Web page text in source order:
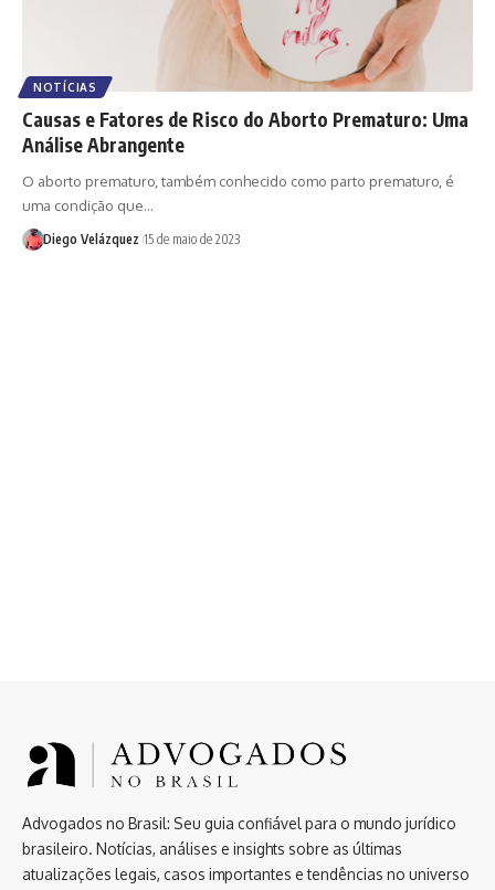
NOTÍCIAS
Causas e Fatores de Risco do Aborto Prematuro: Uma
Análise Abrangente
O aborto prematuro, também conhecido como parto prematuro, é
uma condição que…
Diego Velázquez 15 de maio de 2023
Advogados no Brasil: Seu guia confiável para o mundo jurídico
brasileiro. Notícias, análises e insights sobre as últimas
atualizações legais, casos importantes e tendências no universo